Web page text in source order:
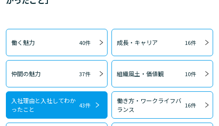
働く魅力 40件 成長・キャリア 16件
仲間の魅力 37件 組織風土・価値観 10件
入社理由と入社してわか
ったこと
43件
働き方・ワークライフバ
ランス
16件